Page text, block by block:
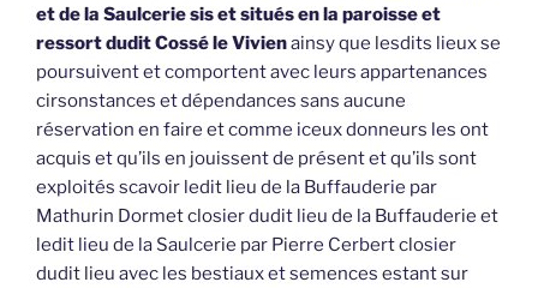
et de la Saulcerie sis et situés en la paroisse et
ressort dudit Cossé le Vivienainsy que lesdits lieux se
poursuivent et comportent avec leurs appartenances
cirsonstances et dépendances sans aucune
réservation en faire et comme iceux donneurs les ont
acquis et qu’ils en jouissent de présent et qu’ils sont
exploités scavoir ledit lieu de la Buffauderie par
Mathurin Dormet closier dudit lieu de la Buffauderie et
ledit lieu de la Saulcerie par Pierre Cerbert closier
dudit lieu avec les bestiaux et semences estant sur